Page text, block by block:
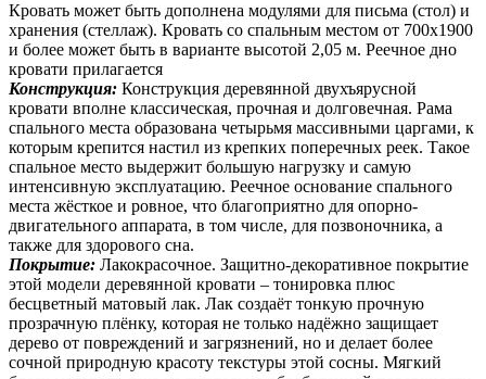
Кровать может быть дополнена модулями для письма (стол) и
хранения (стеллаж). Кровать со спальным местом от 700х1900
и более может быть в варианте высотой 2,05 м. Реечное дно
кровати прилагается
Конструкция: Конструкция деревянной двухъярусной
кровати вполне классическая, прочная и долговечная. Рама
спального места образована четырьмя массивными царгами, к
которым крепится настил из крепких поперечных реек. Такое
спальное место выдержит большую нагрузку и самую
интенсивную эксплуатацию. Реечное основание спального
места жёсткое и ровное, что благоприятно для опорно-
двигательного аппарата, в том числе, для позвоночника, а
также для здорового сна.
Покрытие: Лакокрасочное. Защитно-декоративное покрытие
этой модели деревянной кровати – тонировка плюс
бесцветный матовый лак. Лак создаёт тонкую прочную
прозрачную плёнку, которая не только надёжно защищает
дерево от повреждений и загрязнений, но и делает более
сочной природную красоту текстуры этой сосны. Мягкий